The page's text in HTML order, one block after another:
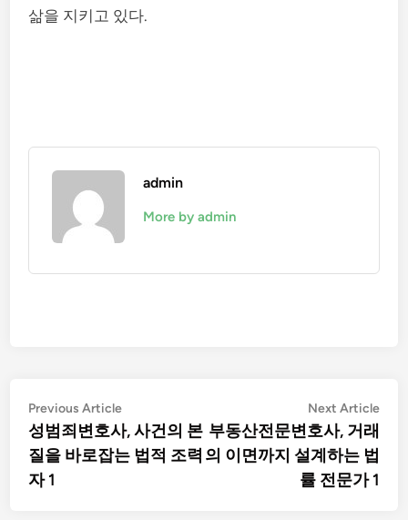
삶을 지키고 있다.
admin
More by admin
글
탐
색
Previous ArticlePrevious
article:
성범죄변호사, 사건의 본
질을 바로잡는 법적 조력
자 1
Next Article
부동산전문변호사, 거래
의 이면까지 설계하는 법
률 전문가 1